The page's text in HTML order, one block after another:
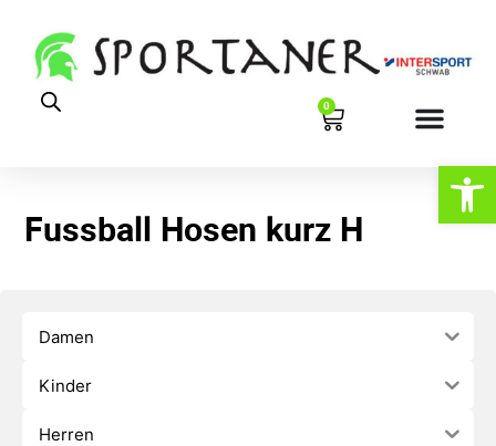
0
Fussball Hosen kurz H
Damen
Kinder
Herren